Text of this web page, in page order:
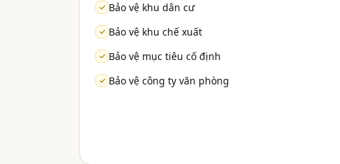
Bảo vệ khu dân cư
Bảo vệ khu chế xuất
Bảo vệ mục tiêu cố định
Bảo vệ công ty văn phòng